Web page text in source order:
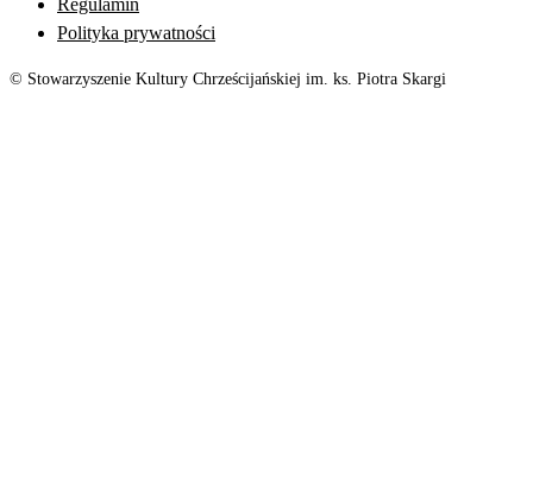
Regulamin
Polityka prywatności
© Stowarzyszenie Kultury Chrześcijańskiej im. ks. Piotra Skargi